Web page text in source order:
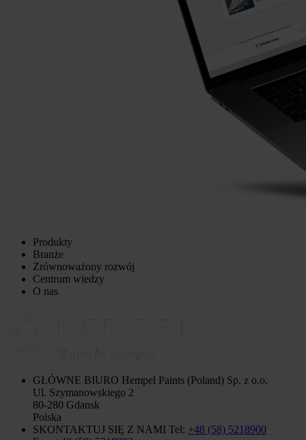
Produkty
Branże
Zrównoważony rozwój
Centrum wiedzy
O nas
GŁÓWNE BIURO Hempel Paints (Poland) Sp. z o.o.
Ul. Szymanowskiego 2
80-280 Gdansk
Polska
SKONTAKTUJ SIĘ Z NAMI Tel: +48 (58) 5218900